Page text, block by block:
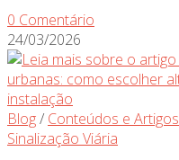
0 Comentário
24/03/2026
Blog/ Conteúdos e Artigos
Sinalização Viária